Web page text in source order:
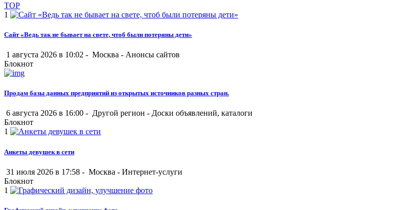
TOP
1
Сайт «Ведь так не бывает на свете, чтоб были потеряны дети»
1 августа 2026 в 10:02 - Москва - Анонсы сайтов
Блокнот
Продам базы данных предприятий из открытых источников разных стран.
6 августа 2026 в 16:00 - Другой регион - Доски объявлений, каталоги
Блокнот
1
Анкеты девушек в сети
31 июля 2026 в 17:58 - Москва - Интернет-услуги
Блокнот
1